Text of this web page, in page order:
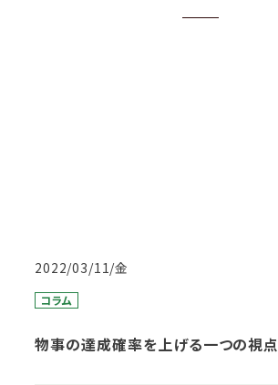
2022/03/11/金
コラム
物事の達成確率を上げる一つの視点